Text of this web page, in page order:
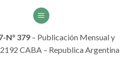
N° 379– Publicación Mensual y
CABA – Republica Argentina